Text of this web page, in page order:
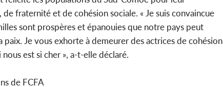
fraternité et de cohésion sociale. « Je suis convaincue
sont prospères et épanouies que notre pays peut
Je vous exhorte à demeurer des actrices de cohésion
est si cher », a-t-elle déclaré.
de FCFA